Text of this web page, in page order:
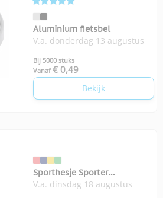
Aluminium fietsbel
V.a. donderdag 13 augustus
Bij 5000 stuks
Vanaf € 0,49
Bekijk
Sporthesje Sporter
volwassenen
V.a. dinsdag 18 augustus